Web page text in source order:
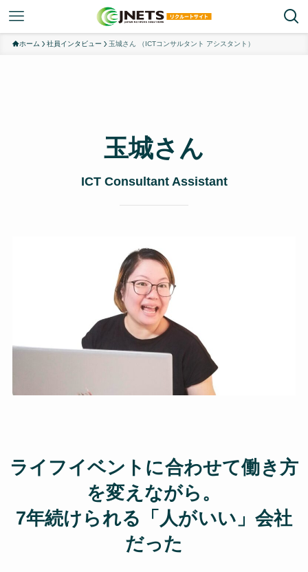
ホーム 社員インタビュー 玉城さん （ICTコンサルタント アシスタント）
玉城さん
ICT Consultant Assistant
ライフイベントに合わせて働き方
を変えながら。
7年続けられる「人がいい」会社
だった